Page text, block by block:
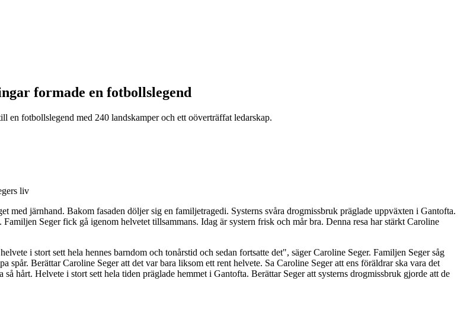
formade en fotbollslegend
fotbollslegend med 240 landskamper och ett oöverträffat ledarskap.
liv
med järnhand. Bakom fasaden döljer sig en familjetragedi. Systerns svåra drogmissbruk präglade uppväxten i Gantofta.
Seger fick gå igenom helvetet tillsammans. Idag är systern frisk och mår bra. Denna resa har stärkt Caroline
i stort sett hela hennes barndom och tonårstid och sedan fortsatte det", säger Caroline Seger. Familjen Seger såg
spår. Berättar Caroline Seger att det var bara liksom ett rent helvete. Sa Caroline Seger att ens föräldrar ska vara det
hårt. Helvete i stort sett hela tiden präglade hemmet i Gantofta. Berättar Seger att systerns drogmissbruk gjorde att de